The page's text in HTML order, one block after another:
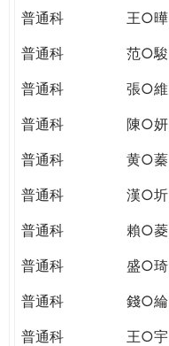
普通科
王○曄
普通科
范○駿
普通科
張○維
普通科
陳○妍
普通科
黄○蓁
普通科
漢○圻
普通科
賴○菱
普通科
盛○琦
普通科
錢○綸
普通科
王○宇